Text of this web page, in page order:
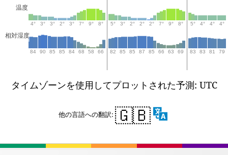
温度
4° 3° 3° 2° 3° 7° 9° 8° 5° 3° 2° 2° 2° 7° 9° 8° 5° 4° 4° 4°
相対湿度
84 90 85 85 84 68 58 66 82 85 85 87 85 66 63 69 83 83 81 79
タイムゾーンを使用してプロットされた予測: UTC
他の言語への翻訳: 🇬🇧